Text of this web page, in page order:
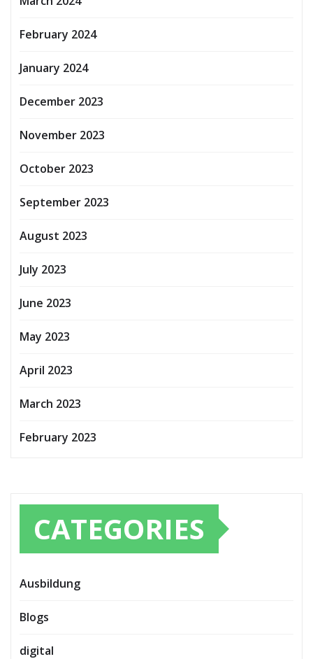
February 2024
January 2024
December 2023
November 2023
October 2023
September 2023
August 2023
July 2023
June 2023
May 2023
April 2023
March 2023
February 2023
CATEGORIES
Ausbildung
Blogs
digital